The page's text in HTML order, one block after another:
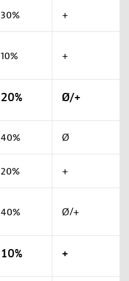
30% +
10% +
20% Ø/+
40% Ø
20% +
40% Ø/+
10% +